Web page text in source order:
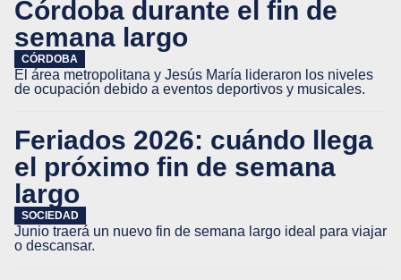
Córdoba durante el fin de
semana largo
CÓRDOBA
El área metropolitana y Jesús María lideraron los niveles
de ocupación debido a eventos deportivos y musicales.
Feriados 2026: cuándo llega
el próximo fin de semana
largo
SOCIEDAD
Junio traerá un nuevo fin de semana largo ideal para viajar
o descansar.